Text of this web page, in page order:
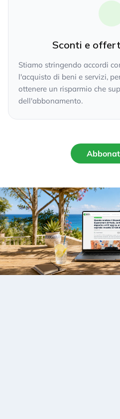
Sconti e
Stiamo stringendo accordi
l'acquisto di beni e servizi,
ottenere un risparmio che
dell'abbonamento.